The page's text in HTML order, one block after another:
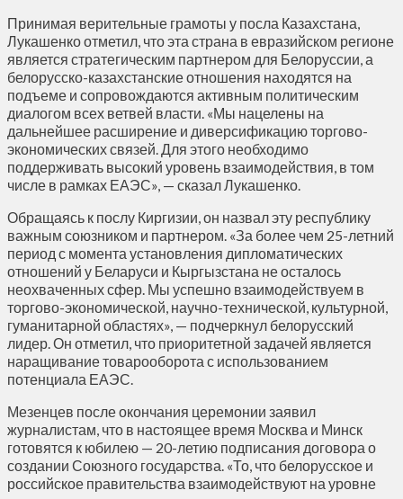
Принимая верительные грамоты у посла Казахстана,
Лукашенко отметил, что эта страна в евразийском регионе
является стратегическим партнером для Белоруссии, а
белорусско-казахстанские отношения находятся на
подъеме и сопровождаются активным политическим
диалогом всех ветвей власти. «Мы нацелены на
дальнейшее расширение и диверсификацию торгово-
экономических связей. Для этого необходимо
поддерживать высокий уровень взаимодействия, в том
числе в рамках ЕАЭС», — сказал Лукашенко.
Обращаясь к послу Киргизии, он назвал эту республику
важным союзником и партнером. «За более чем 25-летний
период с момента установления дипломатических
отношений у Беларуси и Кыргызстана не осталось
неохваченных сфер. Мы успешно взаимодействуем в
торгово-экономической, научно-технической, культурной,
гуманитарной областях», — подчеркнул белорусский
лидер. Он отметил, что приоритетной задачей является
наращивание товарооборота с использованием
потенциала ЕАЭС.
Мезенцев после окончания церемонии заявил
журналистам, что в настоящее время Москва и Минск
готовятся к юбилею — 20-летию подписания договора о
создании Союзного государства. «То, что белорусское и
российское правительства взаимодействуют на уровне